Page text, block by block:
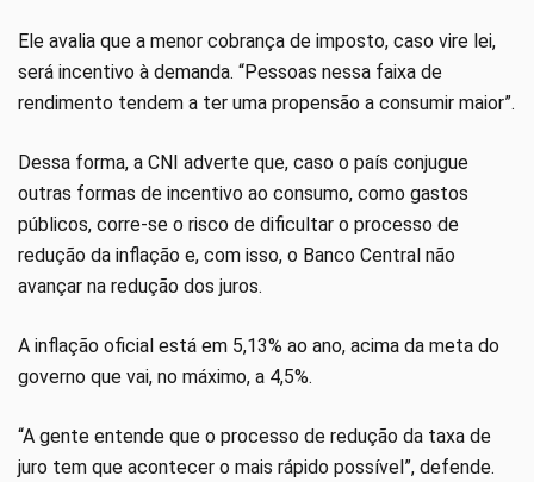
Ele avalia que a menor cobrança de imposto, caso vire lei,
será incentivo à demanda. “Pessoas nessa faixa de
rendimento tendem a ter uma propensão a consumir maior”.
Dessa forma, a CNI adverte que, caso o país conjugue
outras formas de incentivo ao consumo, como gastos
públicos, corre-se o risco de dificultar o processo de
redução da inflação e, com isso, o Banco Central não
avançar na redução dos juros.
A inflação oficial está em 5,13% ao ano, acima da meta do
governo que vai, no máximo, a 4,5%.
“A gente entende que o processo de redução da taxa de
juro tem que acontecer o mais rápido possível”, defende.